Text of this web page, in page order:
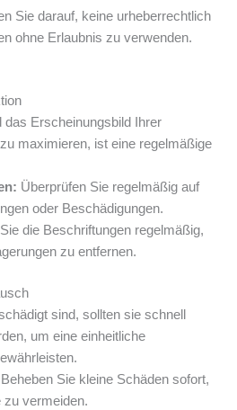
Sie darauf, keine urheberrechtlich
ohne Erlaubnis zu verwenden.
das Erscheinungsbild Ihrer
maximieren, ist eine regelmäßige
Überprüfen Sie regelmäßig auf
oder Beschädigungen.
die Beschriftungen regelmäßig,
zu entfernen.
sind, sollten sie schnell
um eine einheitliche
Beheben Sie kleine Schäden sofort,
zu vermeiden.